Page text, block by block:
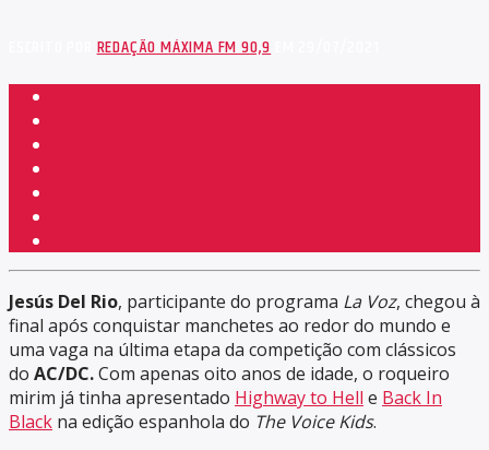
ESCRITO PORREDAÇÃO MÁXIMA FM 90,9EM 29/07/2021
Jesús Del Rio, participante do programa La Voz, chegou à
final após conquistar manchetes ao redor do mundo e
uma vaga na última etapa da competição com clássicos
do AC/DC.Com apenas oito anos de idade, o roqueiro
mirim já tinha apresentado Highway to Hell e Back In
Black na edição espanhola do The Voice Kids.